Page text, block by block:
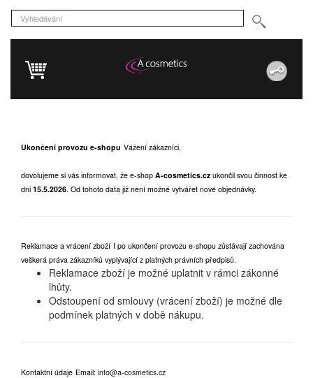
Ukončení provozu e-shopu Vážení zákazníci,
dovolujeme si vás informovat, že e-shop A-cosmetics.cz ukončil svou činnost ke
dni 15.5.2026. Od tohoto data již není možné vytvářet nové objednávky.
Reklamace a vrácení zboží I po ukončení provozu e-shopu zůstávají zachována
veškerá práva zákazníků vyplývající z platných právních předpisů.
Reklamace zboží je možné uplatnit v rámci zákonné
lhůty.
Odstoupení od smlouvy (vrácení zboží) je možné dle
podmínek platných v době nákupu.
Kontaktní údaje Email: info@a-cosmetics.cz